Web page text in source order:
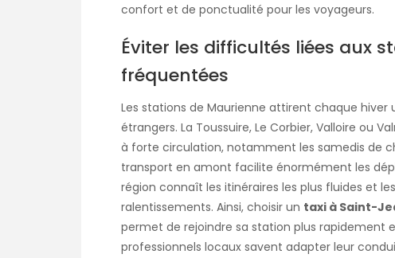
confort et de ponctualité pour les voyageurs.
Éviter les difficultés liées aux
fréquentées
Les stations de Maurienne attirent chaque
étrangers. La Toussuire, Le Corbier, Valloire ou
à forte circulation, notamment les samedis de
transport en amont facilite énormément les
région connaît les itinéraires les plus fluides et
ralentissements. Ainsi, choisir un taxi à Saint-
permet de rejoindre sa station plus rapidement
professionnels locaux savent adapter leur